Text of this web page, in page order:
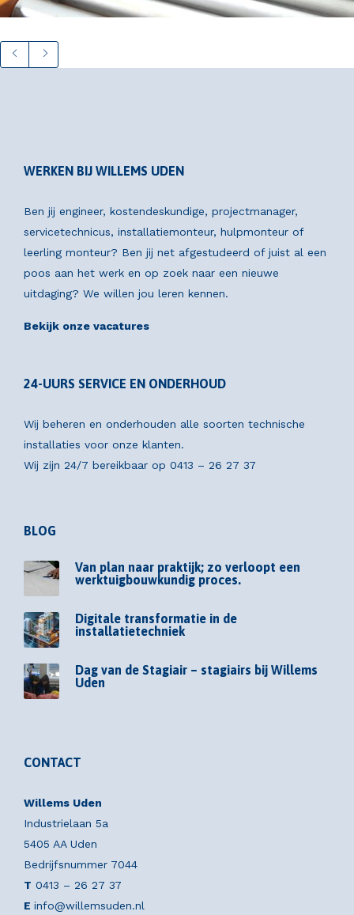
WERKEN BIJ WILLEMS UDEN
Ben jij engineer, kostendeskundige, projectmanager,
servicetechnicus, installatiemonteur, hulpmonteur of
leerling monteur? Ben jij net afgestudeerd of juist al een
poos aan het werk en op zoek naar een nieuwe
uitdaging? We willen jou leren kennen.
Bekijk onze vacatures
24-UURS SERVICE EN ONDERHOUD
Wij beheren en onderhouden alle soorten technische
installaties voor onze klanten.
Wij zijn 24/7 bereikbaar op 0413 – 26 27 37
BLOG
Van plan naar praktijk; zo verloopt een
werktuigbouwkundig proces.
Digitale transformatie in de
installatietechniek
Dag van de Stagiair – stagiairs bij Willems
Uden
CONTACT
Willems Uden
Industrielaan 5a
5405 AA Uden
Bedrijfsnummer 7044
T 0413 – 26 27 37
E info@willemsuden.nl